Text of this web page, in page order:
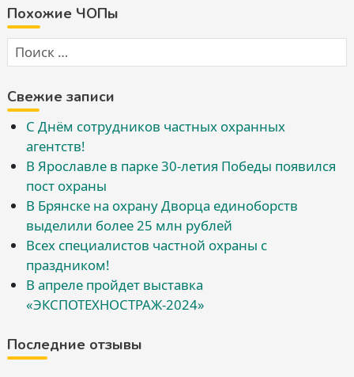
Похожие ЧОПы
Свежие записи
С Днём сотрудников частных охранных
агентств!
В Ярославле в парке 30-летия Победы появился
пост охраны
В Брянске на охрану Дворца единоборств
выделили более 25 млн рублей
Всех специалистов частной охраны с
праздником!
В апреле пройдет выставка
«ЭКСПОТЕХНОСТРАЖ-2024»
Последние отзывы